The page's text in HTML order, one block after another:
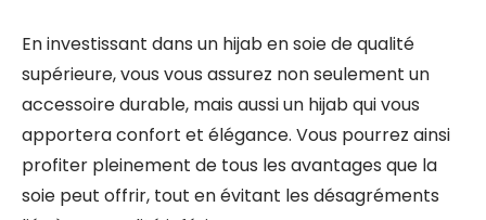
En investissant dans un hijab en soie de qualité
supérieure, vous vous assurez non seulement un
accessoire durable, mais aussi un hijab qui vous
apportera confort et élégance. Vous pourrez ainsi
profiter pleinement de tous les avantages que la
soie peut offrir, tout en évitant les désagréments